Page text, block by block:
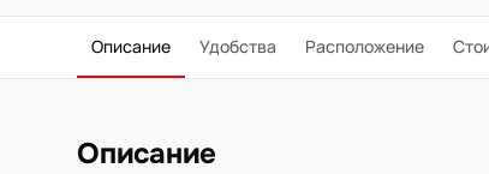
Описание Удобства Расположение
Описание